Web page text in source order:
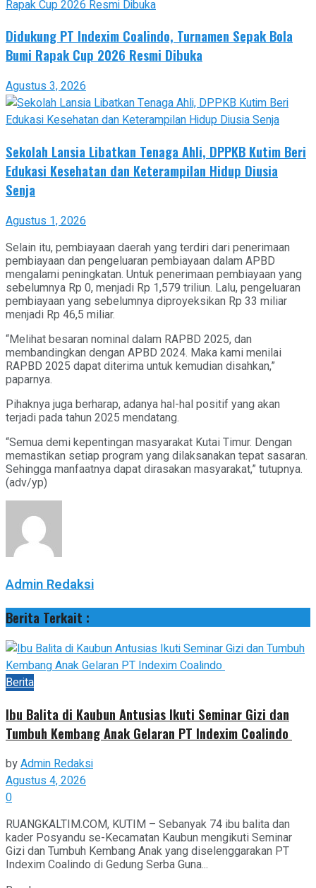
Didukung PT Indexim Coalindo, Turnamen Sepak Bola
Bumi Rapak Cup 2026 Resmi Dibuka
Agustus 3, 2026
Sekolah Lansia Libatkan Tenaga Ahli, DPPKB Kutim Beri
Edukasi Kesehatan dan Keterampilan Hidup Diusia
Senja
Agustus 1, 2026
Selain itu, pembiayaan daerah yang terdiri dari penerimaan
pembiayaan dan pengeluaran pembiayaan dalam APBD
mengalami peningkatan. Untuk penerimaan pembiayaan yang
sebelumnya Rp 0, menjadi Rp 1,579 triliun. Lalu, pengeluaran
pembiayaan yang sebelumnya diproyeksikan Rp 33 miliar
menjadi Rp 46,5 miliar.
“Melihat besaran nominal dalam RAPBD 2025, dan
membandingkan dengan APBD 2024. Maka kami menilai
RAPBD 2025 dapat diterima untuk kemudian disahkan,”
paparnya.
Pihaknya juga berharap, adanya hal-hal positif yang akan
terjadi pada tahun 2025 mendatang.
“Semua demi kepentingan masyarakat Kutai Timur. Dengan
memastikan setiap program yang dilaksanakan tepat sasaran.
Sehingga manfaatnya dapat dirasakan masyarakat,” tutupnya.
(adv/yp)
Admin Redaksi
Berita Terkait :
Berita
Ibu Balita di Kaubun Antusias Ikuti Seminar Gizi dan
Tumbuh Kembang Anak Gelaran PT Indexim Coalindo
byAdmin Redaksi
Agustus 4, 2026
0
RUANGKALTIM.COM, KUTIM – Sebanyak 74 ibu balita dan
kader Posyandu se-Kecamatan Kaubun mengikuti Seminar
Gizi dan Tumbuh Kembang Anak yang diselenggarakan PT
Indexim Coalindo di Gedung Serba Guna...